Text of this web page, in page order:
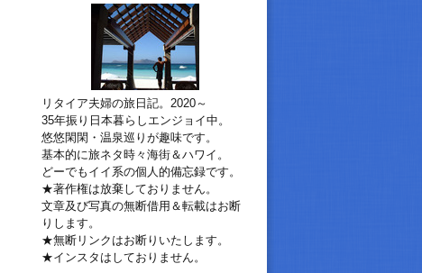
リタイア夫婦の旅日記。2020～
35年振り日本暮らしエンジョイ中。
悠悠閑閑・温泉巡りが趣味です。
基本的に旅ネタ時々海街＆ハワイ。
どーでもイイ系の個人的備忘録です。
★著作権は放棄しておりません。
文章及び写真の無断借用＆転載はお断
りします。
★無断リンクはお断りいたします。
★インスタはしておりません。